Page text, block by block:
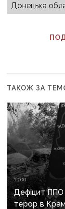
Донецька
ТАКОЖ ЗА
13:00
Дефіцит ППО
терор в